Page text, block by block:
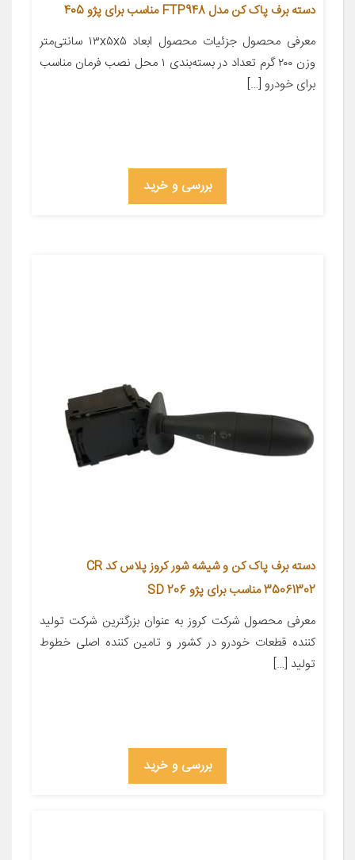
دسته برف پاک کن مدل FTP948 مناسب برای پژو 405
معرفی محصول جزئیات محصول ابعاد ۱۳x۵x۵ سانتی‌متر
وزن ۲۰۰ گرم تعداد در بسته‌بندی ۱ محل نصب فرمان مناسب
برای خودرو […]
بررسی و خرید
دسته برف پاک کن و شیشه شور کروز پلاس کد CR
35061302 مناسب برای پژو 206 SD
معرفی محصول شرکت کروز به عنوان بزرگترین شرکت تولید
کننده قطعات خودرو در کشور و تامین کننده اصلی خطوط
تولید […]
بررسی و خرید